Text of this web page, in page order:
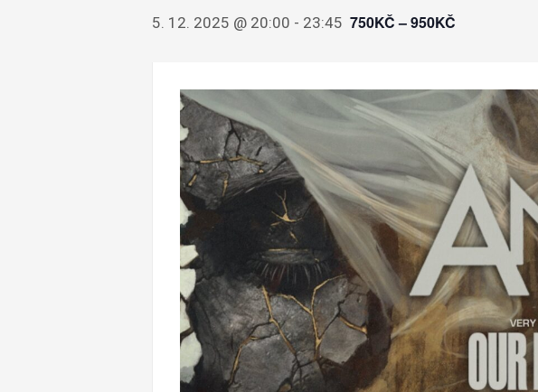
5. 12. 2025 @ 20:00 - 23:45 750KČ – 950KČ